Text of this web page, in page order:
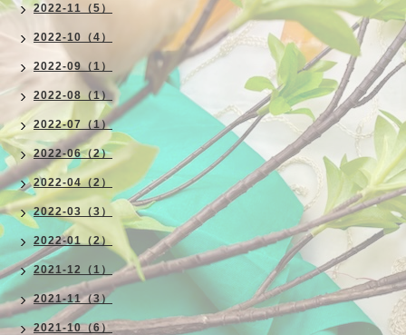
2022-11（5）
2022-10（4）
2022-09（1）
2022-08（1）
2022-07（1）
2022-06（2）
2022-04（2）
2022-03（3）
2022-01（2）
2021-12（1）
2021-11（3）
2021-10（6）